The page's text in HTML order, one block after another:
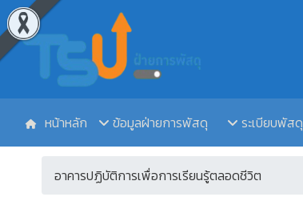
หน้าหลัก ข้อมูลฝ่ายการพัสดุ ระเบียบพัสดุ
อาคารปฏิบัติการเพื่อการเรียนรู้ตลอดชีวิต